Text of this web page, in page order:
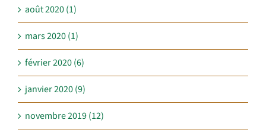
août 2020 (1)
mars 2020 (1)
février 2020 (6)
janvier 2020 (9)
novembre 2019 (12)